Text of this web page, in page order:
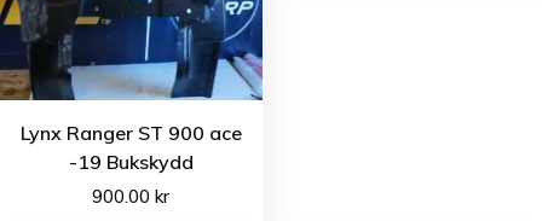
Lynx Ranger ST 900 ace
-19 Bukskydd
900.00kr